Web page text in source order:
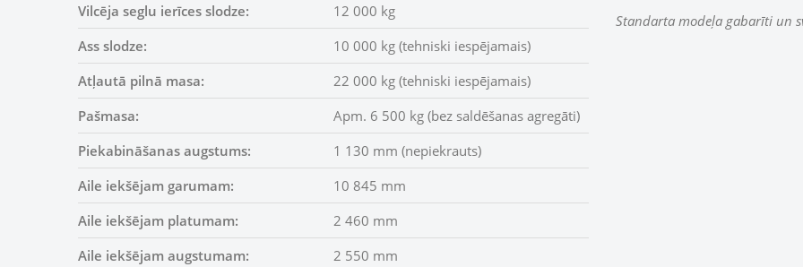
Vilcēja seglu ierīces slodze:
12 000 kg
Ass slodze:
10 000 kg (tehniski iespējamais)
Atļautā pilnā masa:
22 000 kg (tehniski iespējamais)
Pašmasa:
Apm. 6 500 kg (bez saldēšanas agregāti)
Piekabināšanas augstums:
1 130 mm (nepiekrauts)
Aile iekšējam garumam:
10 845 mm
Aile iekšējam platumam:
2 460 mm
Aile iekšējam augstumam:
2 550 mm
Standarta modeļa gabarīti un